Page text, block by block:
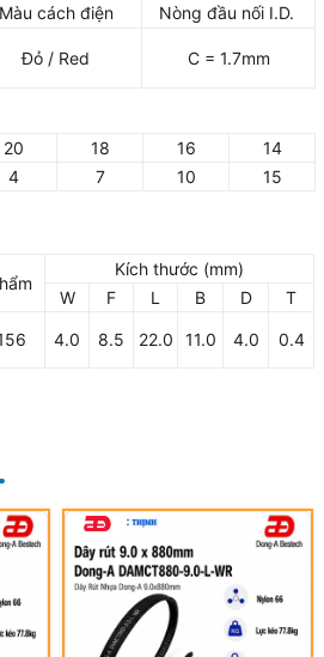
Màu cách điện
Nòng đầu nối I.D.
Đỏ / Red C = 1.7mm
20 18 16
14
4 7 10 15
Kích thước (mm)
W
F L B D
T
4.0 8.5 22.0 11.0 4.0 0.4